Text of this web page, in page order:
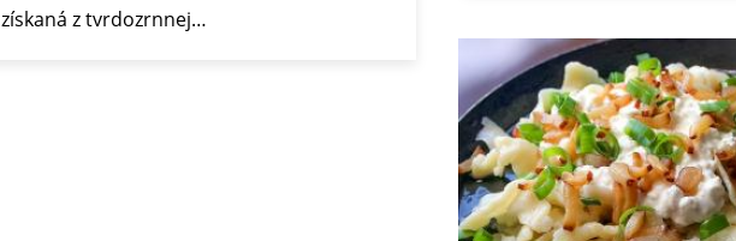
získaná z tvrdozrnnej…